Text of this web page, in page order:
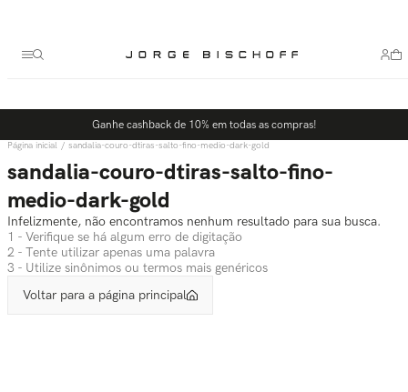
Ganhe cashback de 10% em todas as compras!
sandalia-couro-dtiras-salto-fino-medio-dark-gold
sandalia-couro-dtiras-salto-fino-
medio-dark-gold
Infelizmente, não encontramos nenhum resultado para sua busca.
1 - Verifique se há algum erro de digitação
2 - Tente utilizar apenas uma palavra
3 - Utilize sinônimos ou termos mais genéricos
Voltar para a página principal
bota